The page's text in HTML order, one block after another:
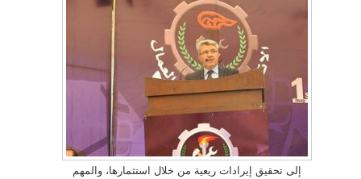
إلى تحقيق إيرادات ريعية من خلال استثمارها، والمهم